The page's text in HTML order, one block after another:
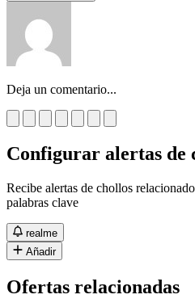
Deja un comentario...
Configurar alertas de
Recibe alertas de chollos
palabras clave
realme
Añadir
Ofertas relacionadas